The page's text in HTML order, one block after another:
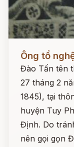
Đọc ngay
Ông tổ
Đào Tấn tên
27 tháng 2
1845), tại
huyện Tuy
Định. Do
nên gọi gọn